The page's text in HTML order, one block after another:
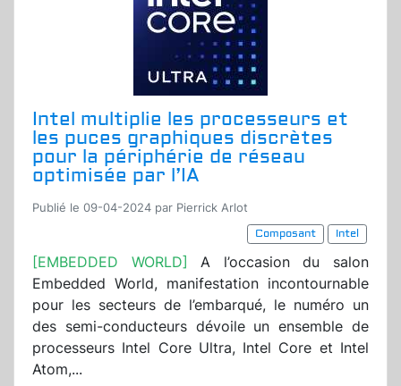
Intel multiplie les processeurs et
les puces graphiques discrètes
pour la périphérie de réseau
optimisée par l’IA
Publié le 09-04-2024 par Pierrick Arlot
Composant
Intel
[EMBEDDED WORLD]A l’occasion du salon
Embedded World, manifestation incontournable
pour les secteurs de l’embarqué, le numéro un
des semi-conducteurs dévoile un ensemble de
processeurs Intel Core Ultra, Intel Core et Intel
Atom,...